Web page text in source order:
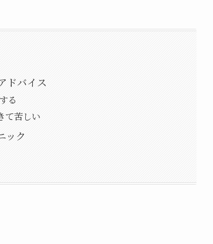
ドバイス
る
て苦しい
ック